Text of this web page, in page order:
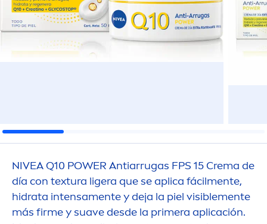
NIVEAQ10 POWER Antiarrugas FPS 15 Crema de
día con textura ligera que se aplica fácilmente,
hidrata intensamente y deja la piel visiblemente
más firme y suave desde la primera aplicación.